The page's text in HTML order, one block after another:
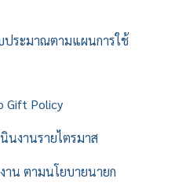
ประมาณตามแผนการใช้
Gift Policy
นงานรายไตรมาส
าน ตามนโยบายนายก